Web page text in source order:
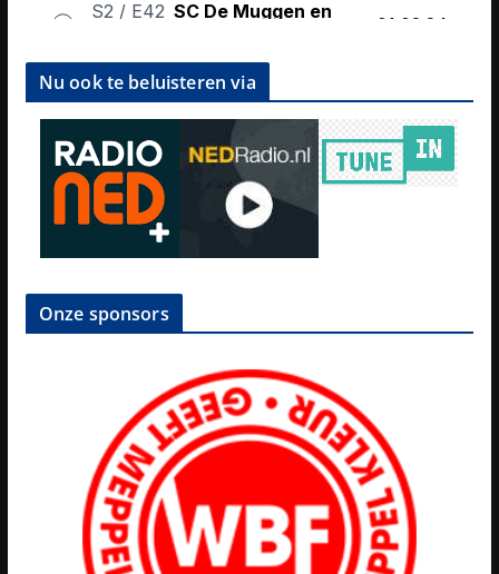
Nu ook te beluisteren via
Onze sponsors